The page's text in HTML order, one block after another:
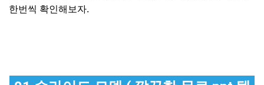
한번씩 확인해보자.